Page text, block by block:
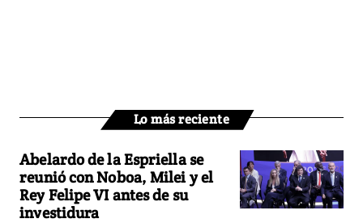
Lo más reciente
Abelardo de la Espriella se
reunió con Noboa, Milei y el
Rey Felipe VI antes de su
investidura